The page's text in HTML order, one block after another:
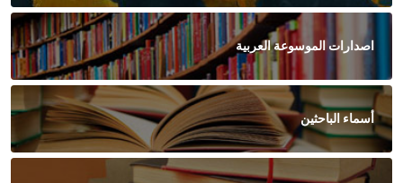
اصدارات الموسوعة العربية
أسماء الباحثين